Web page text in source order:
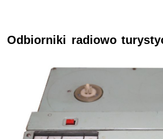
Odbiorniki radiowo